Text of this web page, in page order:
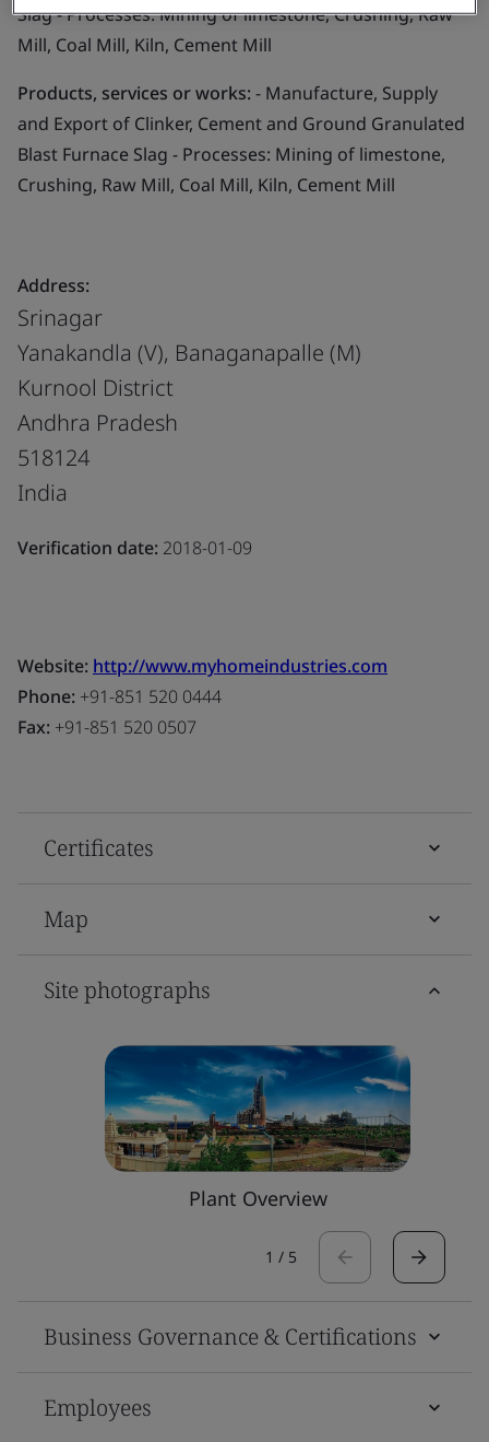
Slag - Processes: Mining of limestone, Crushing, Raw
Mill, Coal Mill, Kiln, Cement Mill
Products, services or works:- Manufacture, Supply
and Export of Clinker, Cement and Ground Granulated
Blast Furnace Slag - Processes: Mining of limestone,
Crushing, Raw Mill, Coal Mill, Kiln, Cement Mill
Address:
Srinagar
Yanakandla (V), Banaganapalle (M)
Kurnool District
Andhra Pradesh
518124
India
Verification date: 2018-01-09
Website: http://www.myhomeindustries.com
Phone: +91-851 520 0444
Fax: +91-851 520 0507
Certificates
Map
Site photographs
Plant Overview
1 / 5
Business Governance & Certifications
Employees